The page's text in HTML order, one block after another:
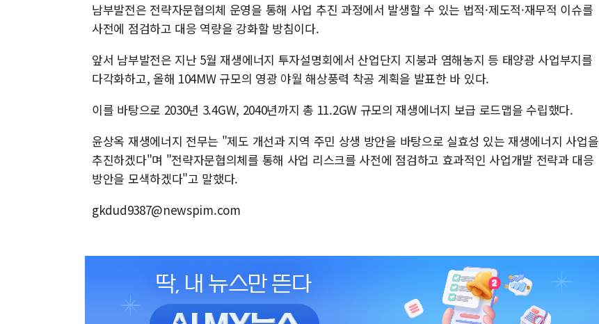
남부발전은 전략자문협의체 운영을 통해 사업 추진 과정에서 발생할 수 있는 법적·제도적·재무적 이슈를
사전에 점검하고 대응 역량을 강화할 방침이다.
앞서 남부발전은 지난 5월 재생에너지 투자설명회에서 산업단지 지붕과 염해농지 등 태양광 사업부지를
다각화하고, 올해 104MW 규모의 영광 야월 해상풍력 착공 계획을 발표한 바 있다.
이를 바탕으로 2030년 3.4GW, 2040년까지 총 11.2GW 규모의 재생에너지 보급 로드맵을 수립했다.
윤상옥 재생에너지 전무는 "제도 개선과 지역 주민 상생 방안을 바탕으로 실효성 있는 재생에너지 사업을
추진하겠다"며 "전략자문협의체를 통해 사업 리스크를 사전에 점검하고 효과적인 사업개발 전략과 대응
방안을 모색하겠다"고 말했다.
gkdud9387@newspim.com